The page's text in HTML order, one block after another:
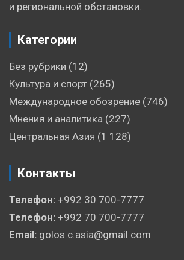
и региональной обстановки.
Категории
Без рубрики (12)
Культура и спорт (265)
Международное обозрение (746)
Мнения и аналитика (227)
Центральная Азия (1 128)
Контакты
Телефон: +992 30 700-7777
Телефон: +992 70 700-7777
Email: golos.c.asia@gmail.com